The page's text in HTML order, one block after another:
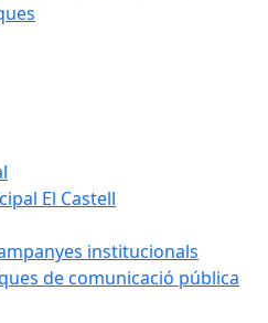
El Castell
institucionals
de comunicació pública